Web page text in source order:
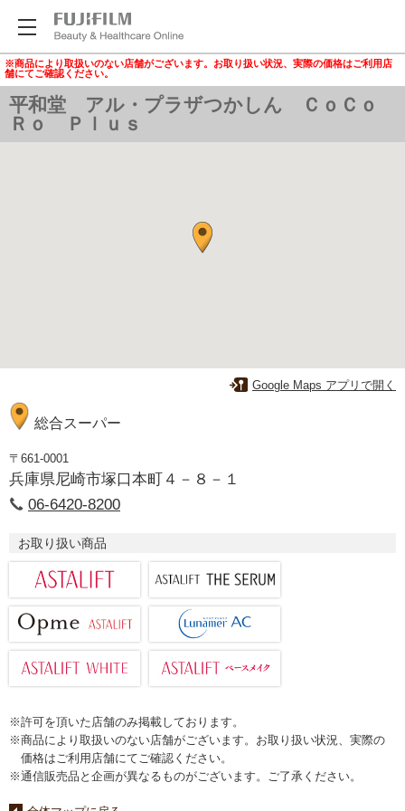
※商品により取扱いのない店舗がございます。お取り扱い状況、実際の価格はご利用店
舗にてご確認ください。
平和堂 アル・プラザつかしん ＣｏＣｏ
Ｒｏ Ｐｌｕｓ
Google Maps アプリで開く
総合スーパー
〒661-0001
兵庫県尼崎市塚口本町４－８－１
06-6420-8200
お取り扱い商品
※許可を頂いた店舗のみ掲載しております。
※商品により取扱いのない店舗がございます。お取り扱い状況、実際の
価格はご利用店舗にてご確認ください。
※通信販売品と企画が異なるものがございます。ご了承ください。